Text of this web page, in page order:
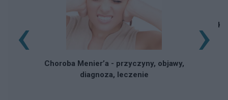
Choroba Menier’a - przyczyny, objawy,
diagnoza, leczenie
‹ ›